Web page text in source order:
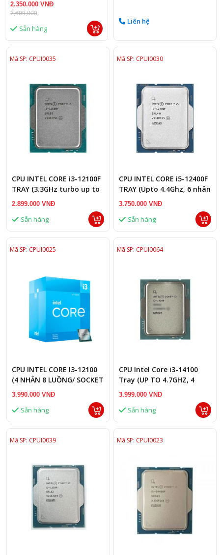
12MB Cache)
2.350.000 VNĐ
2,699,000
Sẵn hàng
Liên hệ
Mã SP: CPUI0035
CPU INTEL CORE i3-12100F
TRAY (3.3GHz turbo up to
4.3GHz, 4 nhân 8 luồng,
2.899.000 VNĐ
Sẵn hàng
Mã SP: CPUI0030
CPU INTEL CORE i5-12400F
TRAY (Upto 4.4Ghz, 6 nhân
12 luồng)
3.750.000 VNĐ
Sẵn hàng
Mã SP: CPUI0025
CPU INTEL CORE I3-12100
(4 NHÂN 8 LUỒNG/ SOCKET
LGA 1700)
3.990.000 VNĐ
Sẵn hàng
Mã SP: CPUI0064
CPU Intel Core i3-14100
Tray (UP TO 4.7GHZ, 4
NHÂN 8 LUỒNG, 12MB
3.999.000 VNĐ
Sẵn hàng
Mã SP: CPUI0039 Mã SP: CPUI0023